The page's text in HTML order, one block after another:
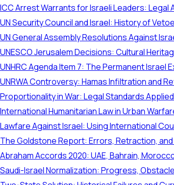
ICC Arrest Warrants for Israeli Leaders: Legal
UN Security Council and Israel: History of
UN General Assembly Resolutions Against
UNESCO Jerusalem Decisions: Cultural
UNHRC Agenda Item 7: The Permanent Israel
UNRWA Controversy: Hamas Infiltration and
Proportionality in War: Legal Standards
International Humanitarian Law in Urban
Lawfare Against Israel: Using International
The Goldstone Report: Errors, Retraction,
Abraham Accords 2020: UAE, Bahrain,
Saudi-Israel Normalization: Progress,